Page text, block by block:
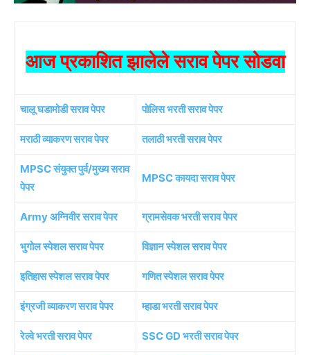
आज प्रकाशित झालेले सराव पेपर सोडवा
चालू घडामोडी सराव पेपर पोलिस भरती सराव पेपर
मराठी व्याकरण सराव पेपर तलाठी भरती सराव पेपर
MPSC संयुक्त पुर्व/मुख्य सराव
पेपर
MPSC कायदा सराव पेपर
Army अग्निवीर सराव पेपर ग्रामसेवक भरती सराव पेपर
भुगोल स्पेशल सराव पेपर विज्ञान स्पेशल सराव पेपर
इतिहास स्पेशल सराव पेपर गणित स्पेशल सराव पेपर
इंग्रजी व्याकरण सराव पेपर म्हाडा भरती सराव पेपर
रेल्वे भरती सराव पेपर SSC GD भरती सराव पेपर